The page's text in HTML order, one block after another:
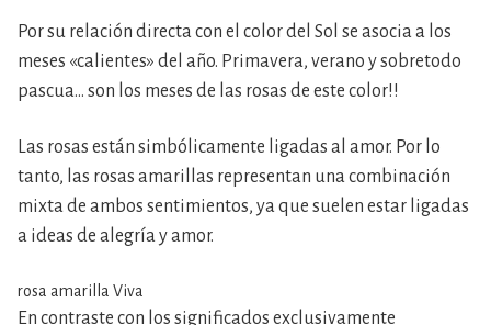
Por su relación directa con el color del Sol se asocia a los
meses «calientes» del año. Primavera, verano y sobretodo
pascua… son los meses de las rosas de este color!!
Las rosas están simbólicamente ligadas al amor. Por lo
tanto, las rosas amarillas representan una combinación
mixta de ambos sentimientos, ya que suelen estar ligadas
a ideas de alegría y amor.
rosa amarilla Viva
En contraste con los significados exclusivamente